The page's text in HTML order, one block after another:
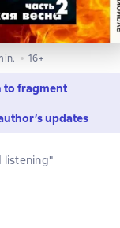
16+
to fragment
updates
listening"